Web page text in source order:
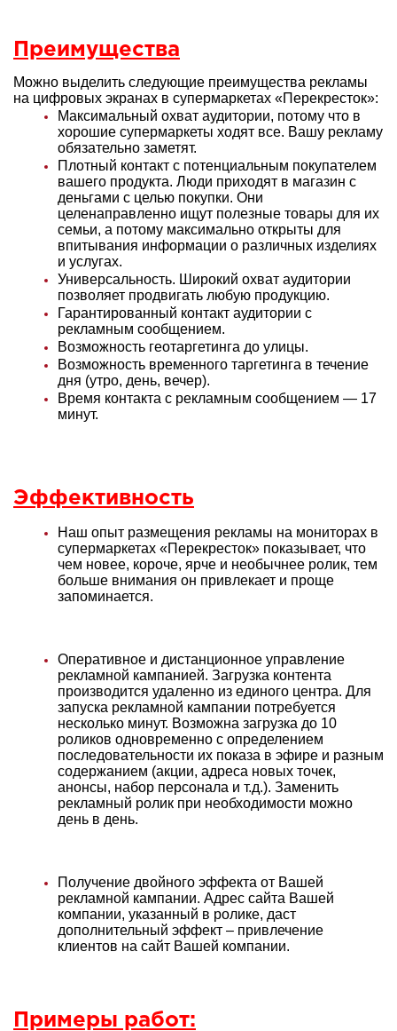
Преимущества
Можно выделить следующие преимущества рекламы
на цифровых экранах в супермаркетах «Перекресток»:
Максимальный охват аудитории, потому что в
хорошие супермаркеты ходят все. Вашу рекламу
обязательно заметят.
Плотный контакт с потенциальным покупателем
вашего продукта. Люди приходят в магазин с
деньгами с целью покупки. Они
целенаправленно ищут полезные товары для их
семьи, а потому максимально открыты для
впитывания информации о различных изделиях
и услугах.
Универсальность. Широкий охват аудитории
позволяет продвигать любую продукцию.
Гарантированный контакт аудитории с
рекламным сообщением.
Возможность геотаргетинга до улицы.
Возможность временного таргетинга в течение
дня (утро, день, вечер).
Время контакта с рекламным сообщением — 17
минут.
Эффективность
Наш опыт размещения рекламы на мониторах в
супермаркетах «Перекресток» показывает, что
чем новее, короче, ярче и необычнее ролик, тем
больше внимания он привлекает и проще
запоминается.
Оперативное и дистанционное управление
рекламной кампанией. Загрузка контента
производится удаленно из единого центра. Для
запуска рекламной кампании потребуется
несколько минут. Возможна загрузка до 10
роликов одновременно с определением
последовательности их показа в эфире и разным
содержанием (акции, адреса новых точек,
анонсы, набор персонала и т.д.). Заменить
рекламный ролик при необходимости можно
день в день.
Получение двойного эффекта от Вашей
рекламной кампании. Адрес сайта Вашей
компании, указанный в ролике, даст
дополнительный эффект – привлечение
клиентов на сайт Вашей компании.
Примеры работ: